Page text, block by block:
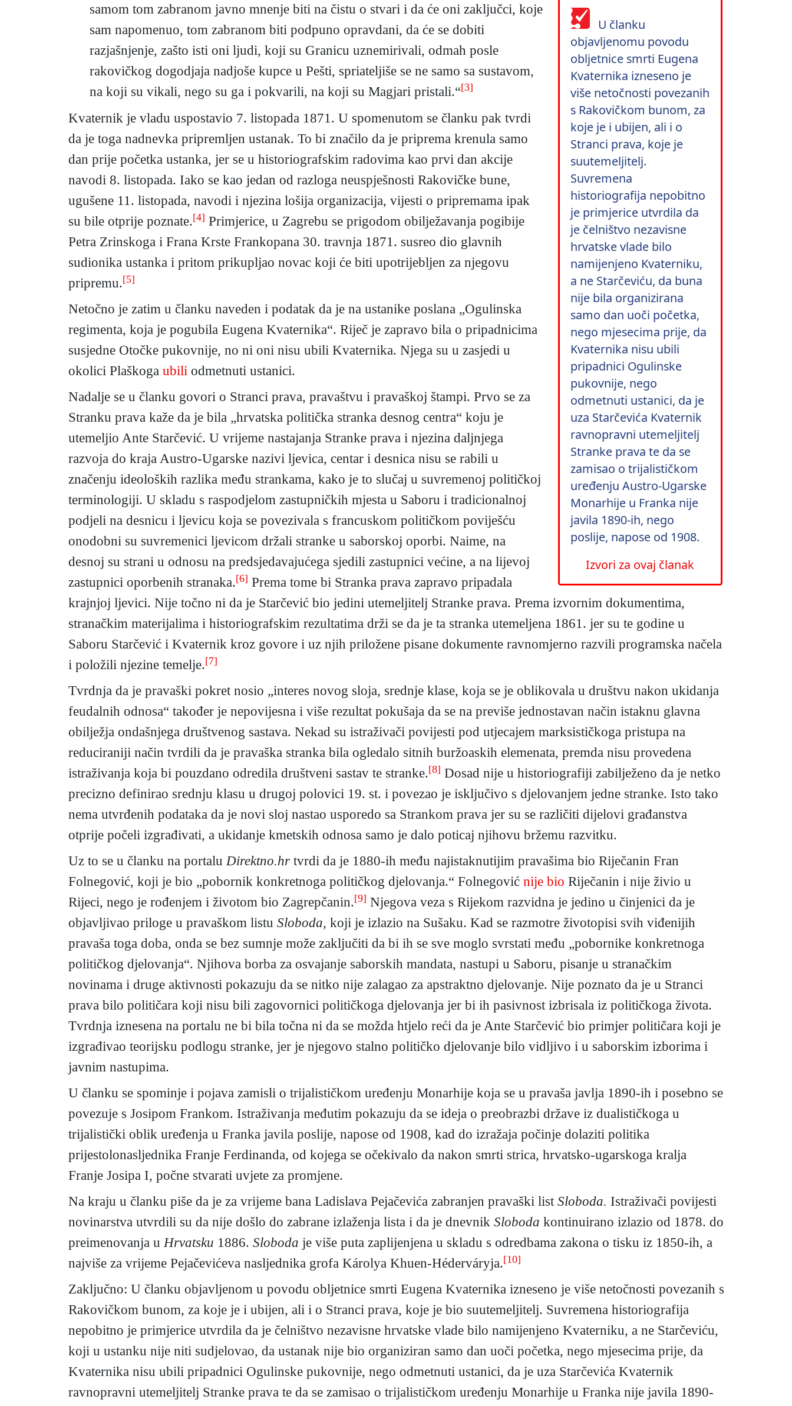
U članku
objavljenomu povodu
obljetnice smrti Eugena
Kvaternika izneseno je
više netočnosti povezanih
s Rakovičkom bunom, za
koje je i ubijen, ali i o
Stranci prava, koje je
suutemeljitelj.
Suvremena
historiografija nepobitno
je primjerice utvrdila da
je čelništvo nezavisne
hrvatske vlade bilo
namijenjeno Kvaterniku,
a ne Starčeviću, da buna
nije bila organizirana
samo dan uoči početka,
nego mjesecima prije, da
Kvaternika nisu ubili
pripadnici Ogulinske
pukovnije, nego
odmetnuti ustanici, da je
uza Starčevića Kvaternik
ravnopravni utemeljitelj
Stranke prava te da se
zamisao o trijalističkom
uređenju Austro-Ugarske
Monarhije u Franka nije
javila 1890-ih, nego
poslije, napose od 1908.
Izvori za ovaj članak
samom tom zabranom javno mnenje biti na čistu o stvari i da će oni zaključci, koje
sam napomenuo, tom zabranom biti podpuno opravdani, da će se dobiti
razjašnjenje, zašto isti oni ljudi, koji su Granicu uznemirivali, odmah posle
rakovičkog dogodjaja nadjoše kupce u Pešti, spriateljiše se ne samo sa sustavom,
na koji su vikali, nego su ga i pokvarili, na koji su Magjari pristali.“[3]
Kvaternik je vladu uspostavio 7. listopada 1871. U spomenutom se članku pak tvrdi
da je toga nadnevka pripremljen ustanak. To bi značilo da je priprema krenula samo
dan prije početka ustanka, jer se u historiografskim radovima kao prvi dan akcije
navodi 8. listopada. Iako se kao jedan od razloga neuspješnosti Rakovičke bune,
ugušene 11. listopada, navodi i njezina lošija organizacija, vijesti o pripremama ipak
su bile otprije poznate.[4] Primjerice, u Zagrebu se prigodom obilježavanja pogibije
Petra Zrinskoga i Frana Krste Frankopana 30. travnja 1871. susreo dio glavnih
sudionika ustanka i pritom prikupljao novac koji će biti upotrijebljen za njegovu
pripremu.[5]
Netočno je zatim u članku naveden i podatak da je na ustanike poslana „Ogulinska
regimenta, koja je pogubila Eugena Kvaternika“. Riječ je zapravo bila o pripadnicima
susjedne Otočke pukovnije, no ni oni nisu ubili Kvaternika. Njega su u zasjedi u
okolici Plaškoga ubiliodmetnuti ustanici.
Nadalje se u članku govori o Stranci prava, pravaštvu i pravaškoj štampi. Prvo se za
Stranku prava kaže da je bila „hrvatska politička stranka desnog centra“ koju je
utemeljio Ante Starčević. U vrijeme nastajanja Stranke prava i njezina daljnjega
razvoja do kraja Austro-Ugarske nazivi ljevica, centar i desnica nisu se rabili u
značenju ideoloških razlika među strankama, kako je to slučaj u suvremenoj političkoj
terminologiji. U skladu s raspodjelom zastupničkih mjesta u Saboru i tradicionalnoj
podjeli na desnicu i ljevicu koja se povezivala s francuskom političkom poviješću
onodobni su suvremenici ljevicom držali stranke u saborskoj oporbi. Naime, na
desnoj su strani u odnosu na predsjedavajućega sjedili zastupnici većine, a na lijevoj
zastupnici oporbenih stranaka.[6] Prema tome bi Stranka prava zapravo pripadala
krajnjoj ljevici. Nije točno ni da je Starčević bio jedini utemeljitelj Stranke prava. Prema izvornim dokumentima,
stranačkim materijalima i historiografskim rezultatima drži se da je ta stranka utemeljena 1861. jer su te godine u
Saboru Starčević i Kvaternik kroz govore i uz njih priložene pisane dokumente ravnomjerno razvili programska načela
i položili njezine temelje.[7]
Tvrdnja da je pravaški pokret nosio „interes novog sloja, srednje klase, koja se je oblikovala u društvu nakon ukidanja
feudalnih odnosa“ također je nepovijesna i više rezultat pokušaja da se na previše jednostavan način istaknu glavna
obilježja ondašnjega društvenog sastava. Nekad su istraživači povijesti pod utjecajem marksističkoga pristupa na
reduciraniji način tvrdili da je pravaška stranka bila ogledalo sitnih buržoaskih elemenata, premda nisu provedena
istraživanja koja bi pouzdano odredila društveni sastav te stranke.[8] Dosad nije u historiografiji zabilježeno da je netko
precizno definirao srednju klasu u drugoj polovici 19. st. i povezao je isključivo s djelovanjem jedne stranke. Isto tako
nema utvrđenih podataka da je novi sloj nastao usporedo sa Strankom prava jer su se različiti dijelovi građanstva
otprije počeli izgrađivati, a ukidanje kmetskih odnosa samo je dalo poticaj njihovu bržemu razvitku.
Uz to se u članku na portaluDirektno.hrtvrdi da je 1880-ih među najistaknutijim pravašima bio Riječanin Fran
Folnegović, koji je bio „pobornik konkretnoga političkog djelovanja.“ Folnegović nije bio Riječanin i nije živio u
Rijeci, nego je rođenjem i životom bio Zagrepčanin.[9] Njegova veza s Rijekom razvidna je jedino u činjenici da je
objavljivao priloge u pravaškom listu Sloboda, koji je izlazio na Sušaku. Kad se razmotre životopisi svih viđenijih
pravaša toga doba, onda se bez sumnje može zaključiti da bi ih se sve moglo svrstati među „pobornike konkretnoga
političkog djelovanja“. Njihova borba za osvajanje saborskih mandata, nastupi u Saboru, pisanje u stranačkim
novinama i druge aktivnosti pokazuju da se nitko nije zalagao za apstraktno djelovanje. Nije poznato da je u Stranci
prava bilo političara koji nisu bili zagovornici političkoga djelovanja jer bi ih pasivnost izbrisala iz političkoga života.
Tvrdnja iznesena na portalu ne bi bila točna ni da se možda htjelo reći da je Ante Starčević bio primjer političara koji je
izgrađivao teorijsku podlogu stranke, jer je njegovo stalno političko djelovanje bilo vidljivo i u saborskim izborima i
javnim nastupima.
U članku se spominje i pojava zamisli o trijalističkom uređenju Monarhije koja se u pravaša javlja 1890-ih i posebno se
povezuje s Josipom Frankom. Istraživanja međutim pokazuju da se ideja o preobrazbi države iz dualističkoga u
trijalistički oblik uređenja u Franka javila poslije, napose od 1908, kad do izražaja počinje dolaziti politika
prijestolonasljednika Franje Ferdinanda, od kojega se očekivalo da nakon smrti strica, hrvatsko-ugarskoga kralja
Franje Josipa I, počne stvarati uvjete za promjene.
Na kraju u članku piše da je za vrijeme bana Ladislava Pejačevića zabranjen pravaški listSloboda. Istraživači povijesti
novinarstva utvrdili su da nije došlo do zabrane izlaženja lista i da je dnevnik Sloboda kontinuirano izlazio od 1878. do
preimenovanja uHrvatsku 1886. Sloboda je više puta zaplijenjena u skladu s odredbama zakona o tisku iz 1850-ih, a
najviše za vrijeme Pejačevićeva nasljednika grofa Károlya Khuen-Héderváryja.[10]
Zaključno: U članku objavljenom u povodu obljetnice smrti Eugena Kvaternika izneseno je više netočnosti povezanih s
Rakovičkom bunom, za koje je i ubijen, ali i o Stranci prava, koje je bio suutemeljitelj. Suvremena historiografija
nepobitno je primjerice utvrdila da je čelništvo nezavisne hrvatske vlade bilo namijenjeno Kvaterniku, a ne Starčeviću,
koji u ustanku nije niti sudjelovao, da ustanak nije bio organiziran samo dan uoči početka, nego mjesecima prije, da
Kvaternika nisu ubili pripadnici Ogulinske pukovnije, nego odmetnuti ustanici, da je uza Starčevića Kvaternik
ravnopravni utemeljitelj Stranke prava te da se zamisao o trijalističkom uređenju Monarhije u Franka nije javila 1890-